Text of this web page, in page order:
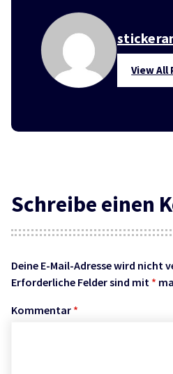
View All
Schreibe einen
Deine E-Mail-Adresse wird nicht
Erforderliche Felder sind mit *
Kommentar *